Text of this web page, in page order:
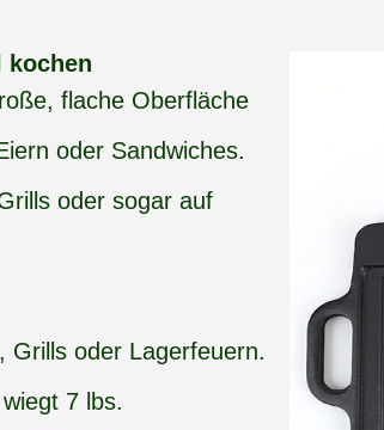
kochen
flache Oberfläche
oder Sandwiches.
oder sogar auf
Grills oder Lagerfeuern.
7 lbs.